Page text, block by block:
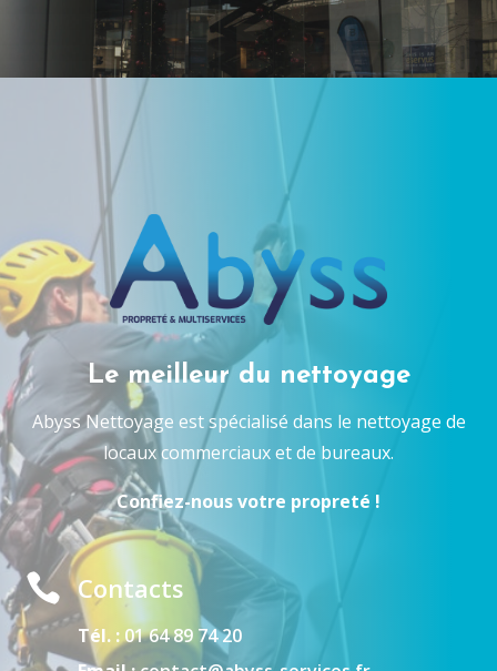
Le meilleur du nettoyage
Abyss Nettoyage est spécialisé dans le nettoyage de
locaux commerciaux et de bureaux.
Confiez-nous votre propreté !
 Contacts
Tél. :01 64 89 74 20